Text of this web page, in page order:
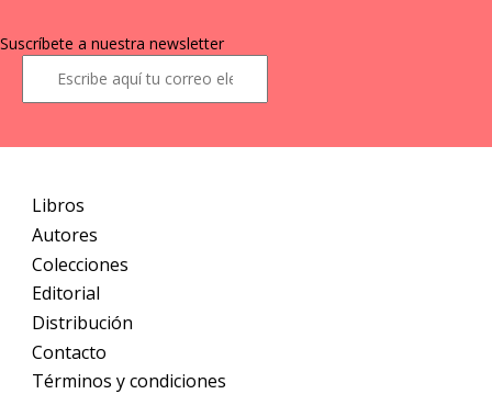
Suscríbete a nuestra newsletter
Libros
Autores
Colecciones
Editorial
Distribución
Contacto
Términos y condiciones